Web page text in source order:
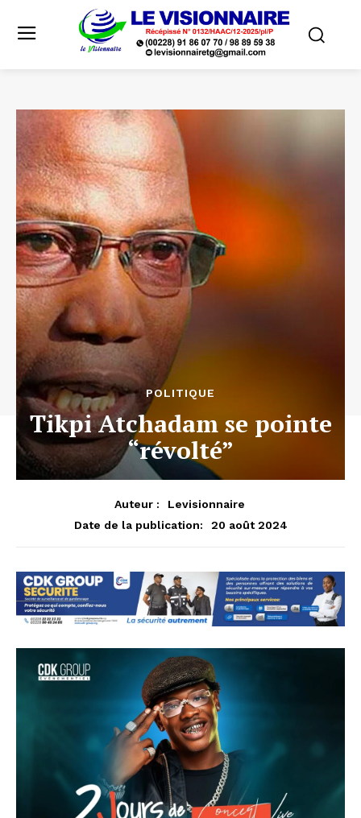
POLITIQUE
Tikpi Atchadam se pointe
“révolté”
Auteur :
Levisionnaire
Date de la publication:
20 août 2024